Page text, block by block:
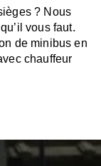
? Nous
vous faut.
de minibus en
chauffeur